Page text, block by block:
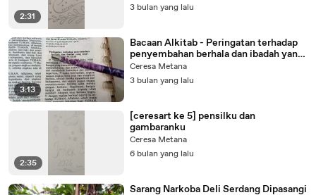
2:31
3 bulan yang lalu
3:13
Bacaan Alkitab - Peringatan terhadap
penyembahan berhala dan ibadah yang
sesat
Ceresa Metana
3 bulan yang lalu
2:35
[ceresart ke 5] pensilku dan
gambaranku
Ceresa Metana
6 bulan yang lalu
Sarang Narkoba Deli Serdang Dipasangi